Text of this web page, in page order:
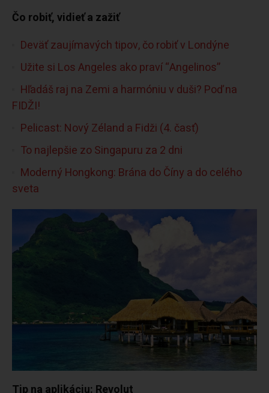
Čo robiť, vidieť a zažiť
Deväť zaujímavých tipov, čo robiť v Londýne
Užite si Los Angeles ako praví “Angelinos”
Hľadáš raj na Zemi a harmóniu v duši? Poď na
FIDŽI!
Pelicast: Nový Zéland a Fidži (4. časť)
To najlepšie zo Singapuru za 2 dni
Moderný Hongkong: Brána do Číny a do celého
sveta
Tip na aplikáciu: Revolut